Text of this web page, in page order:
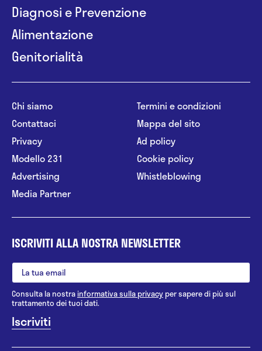
Diagnosi e Prevenzione
Alimentazione
Genitorialità
Chi siamo
Contattaci
Privacy
Modello 231
Advertising
Media Partner
Termini e condizioni
Mappa del sito
Ad policy
Cookie policy
Whistleblowing
ISCRIVITI ALLA NOSTRA NEWSLETTER
Consulta la nostrainformativa sulla privacy per sapere di più sul
trattamento dei tuoi dati.